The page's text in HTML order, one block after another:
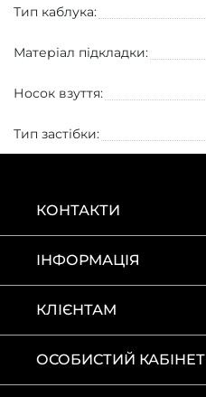
Тип каблука:
Матеріал підкладки:
Носок взуття:
Тип застібки:
КОНТАКТИ
ІНФОРМАЦІЯ
КЛІЄНТАМ
ОСОБИСТИЙ КАБІНЕТ